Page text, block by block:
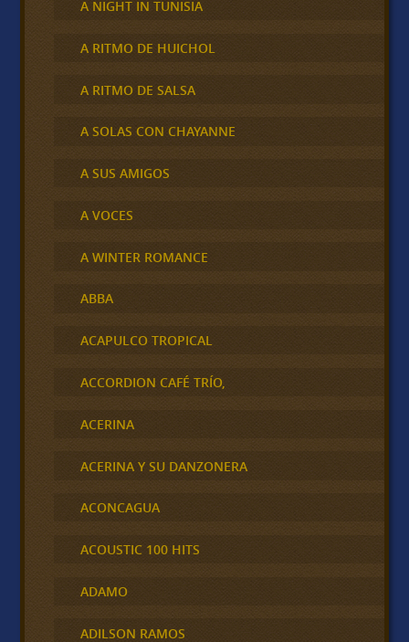
A NIGHT IN TUNISIA
A RITMO DE HUICHOL
A RITMO DE SALSA
A SOLAS CON CHAYANNE
A SUS AMIGOS
A VOCES
A WINTER ROMANCE
ABBA
ACAPULCO TROPICAL
ACCORDION CAFÉ TRÍO,
ACERINA
ACERINA Y SU DANZONERA
ACONCAGUA
ACOUSTIC 100 HITS
ADAMO
ADILSON RAMOS